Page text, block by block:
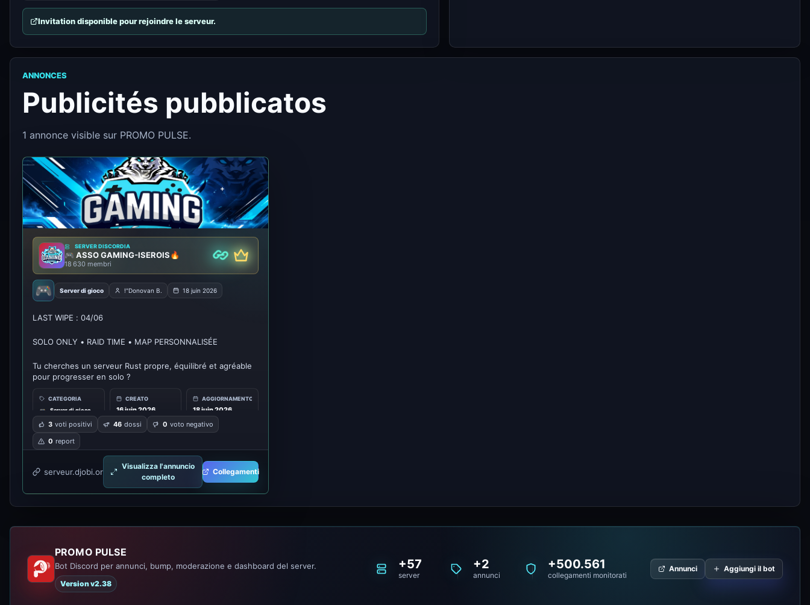
Invitation disponible pour rejoindre le serveur.
ANNONCES
Publicités pubblicatos
1 annonce visible sur PROMO PULSE.
SERVER DISCORDIA
🎮 ASSO GAMING-ISEROIS🔥
18 630 membri
PartnerPremio
🎮 Server di gioco !"Donovan B. 18 juin 2026
🦀 [FR] ServerRust SOLO — Débutant
Friendly
LAST WIPE : 04/06
SOLO ONLY • RAID TIME • MAP PERSONNALISÉE
Tu cherches un serveur Rust propre, équilibré et agréable
pour progresser en solo ?
Bienvenue sur notre serveur communautaire français,
pensé pour les giocatori qui veulent jouer sérieusement
sans subir les gros groupes toxiques.
🔥 Ce que propose le serveur
🧍 Solo Only
Pas d’alliances abusives, pas de zergs, tout le monde joue
sur un terrain équitable.
CATEGORIA
🎮
Server di gioco
CREATO
16 juin 2026,
15:20
AGGIORNAMENTO
18 juin 2026,
22:17
3 voti positivi 46 dossi 0 voto negativo
0 report
serveur.djobi.org:4027
Visualizza l'annuncio
completo
Collegamenti
PROMO PULSE
Bot Discord per annunci, bump, moderazione e dashboard del server.
Version v2.38
+57
server
+2
annunci
+500.561
collegamenti monitorati
Annunci Aggiungi il bot